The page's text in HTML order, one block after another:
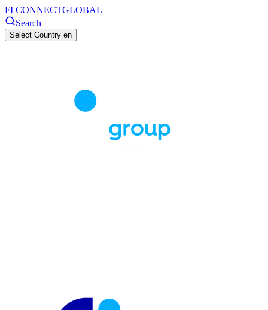
FI CONNECTGLOBAL
Search
Select Country en